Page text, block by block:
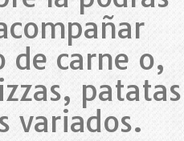
carne o,
patatas
variados.